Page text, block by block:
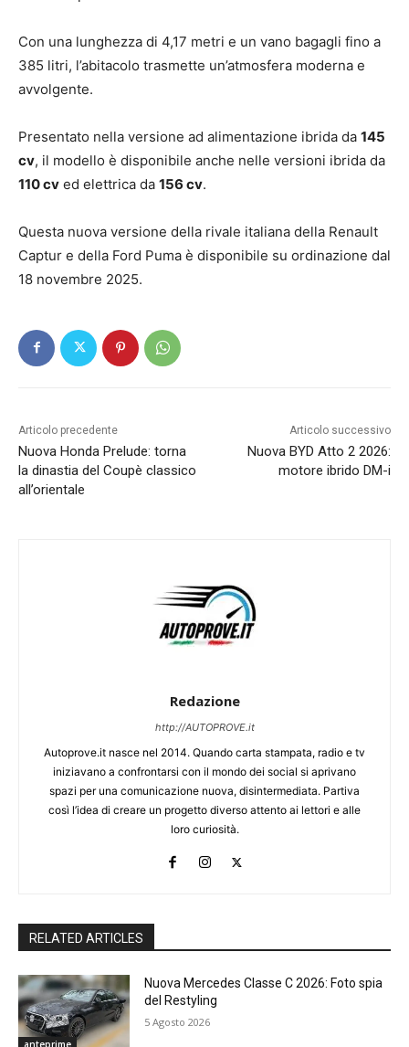
Con una lunghezza di 4,17 metri e un vano bagagli fino a
385 litri, l’abitacolo trasmette un’atmosfera moderna e
avvolgente.
Presentato nella versione ad alimentazione ibrida da 145
cv, il modello è disponibile anche nelle versioni ibrida da
110 cv ed elettrica da 156 cv.
Questa nuova versione della rivale italiana della Renault
Captur e della Ford Puma è disponibile su ordinazione dal
18 novembre 2025.
Articolo precedente
Nuova Honda Prelude: torna
la dinastia del Coupè classico
all’orientale
Articolo successivo
Nuova BYD Atto 2 2026:
motore ibrido DM-i
Redazione
http://AUTOPROVE.it
Autoprove.it nasce nel 2014. Quando carta stampata, radio e tv
iniziavano a confrontarsi con il mondo dei social si aprivano
spazi per una comunicazione nuova, disintermediata. Partiva
così l’idea di creare un progetto diverso attento ai lettori e alle
loro curiosità.
RELATED ARTICLES
Nuova Mercedes Classe C 2026: Foto spia
del Restyling
5 Agosto 2026